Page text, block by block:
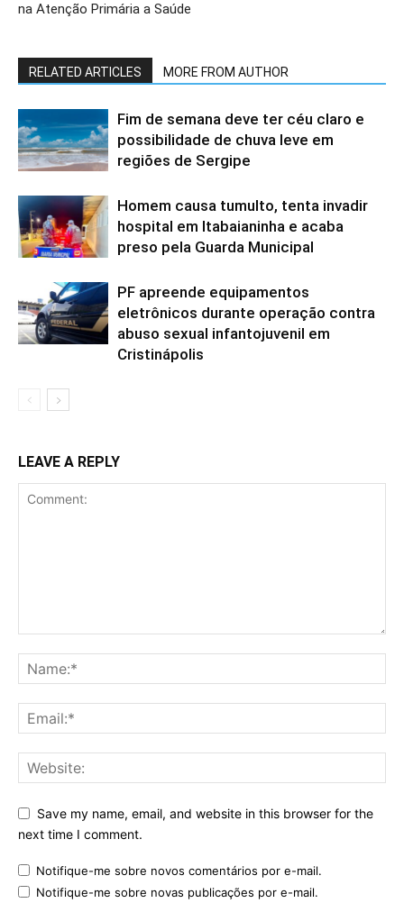
na Atenção Primária a Saúde
RELATED ARTICLES MORE FROM AUTHOR
Fim de semana deve ter céu claro e
possibilidade de chuva leve em
regiões de Sergipe
Homem causa tumulto, tenta invadir
hospital em Itabaianinha e acaba
preso pela Guarda Municipal
PF apreende equipamentos
eletrônicos durante operação contra
abuso sexual infantojuvenil em
Cristinápolis
LEAVE A REPLY
Save my name, email, and website in this browser for the
next time I comment.
Notifique-me sobre novos comentários por e-mail.
Notifique-me sobre novas publicações por e-mail.